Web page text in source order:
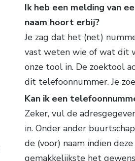
Ik heb een melding van
naam hoort erbij?
Je zag dat het (net)
vast weten wie of wat dit
onze tool in. De zoektool
dit telefoonnummer. Je
Kan ik een
Zeker, vul de
in. Onder ander
de (voor) naam indien
gemakkelijkste het